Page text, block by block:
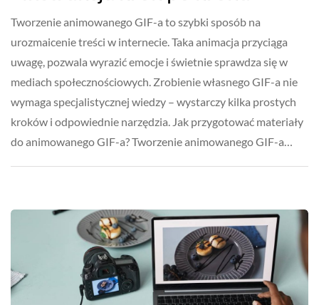
Tworzenie animowanego GIF-a to szybki sposób na
urozmaicenie treści w internecie. Taka animacja przyciąga
uwagę, pozwala wyrazić emocje i świetnie sprawdza się w
mediach społecznościowych. Zrobienie własnego GIF-a nie
wymaga specjalistycznej wiedzy – wystarczy kilka prostych
kroków i odpowiednie narzędzia. Jak przygotować materiały
do animowanego GIF-a? Tworzenie animowanego GIF-a…